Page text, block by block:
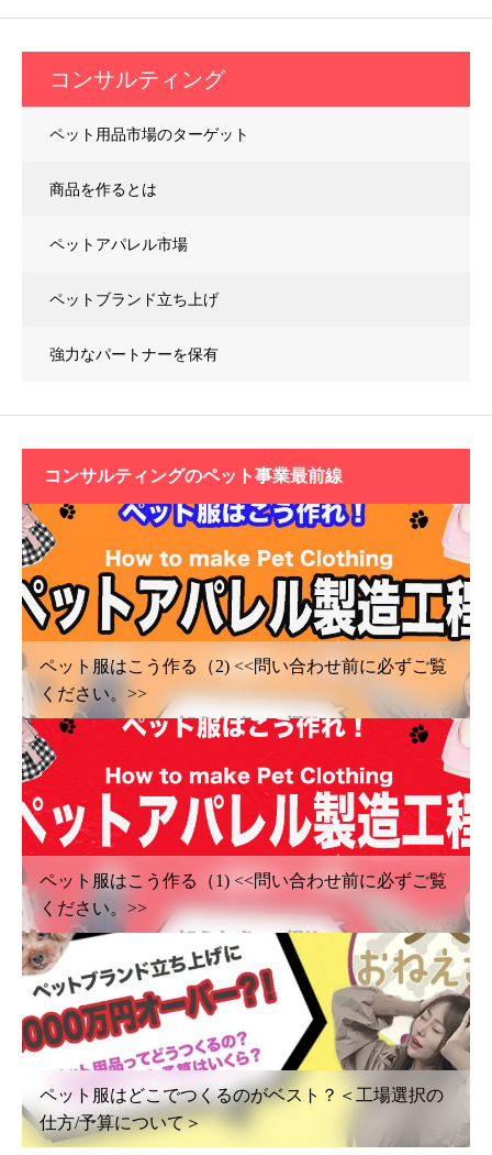
コンサルティング
ペット用品市場のターゲット
商品を作るとは
ペットアパレル市場
ペットブランド立ち上げ
強力なパートナーを保有
コンサルティングのペット事業最前線
ペット服はこう作る（2) <<問い合わせ前に必ずご覧
ください。>>
ペット服はこう作る（1) <<問い合わせ前に必ずご覧
ください。>>
ペット服はどこでつくるのがベスト？＜工場選択の
仕方/予算について＞